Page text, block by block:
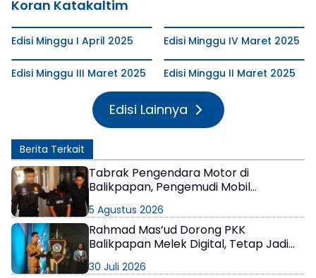
Koran Katakaltim
Edisi Minggu I April 2025 Edisi Minggu IV Maret 2025
Edisi Minggu III Maret 2025 Edisi Minggu II Maret 2025
Edisi Lainnya
Berita Terkait
Tabrak Pengendara Motor di
Balikpapan, Pengemudi Mobil
5 Agustus 2026
Rahmad Mas’ud Dorong PKK
Balikpapan Melek Digital, Tetap Jadi
30 Juli 2026